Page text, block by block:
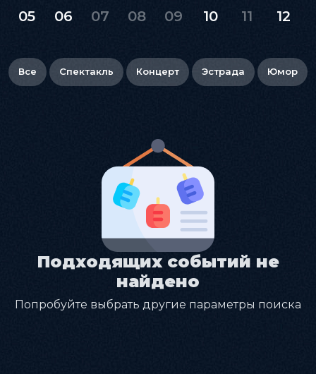
05 06 07 08 09 10 11 12
Все Спектакль Концерт Эстрада Юмор
Подходящих событий не
найдено
Попробуйте выбрать другие параметры поиска